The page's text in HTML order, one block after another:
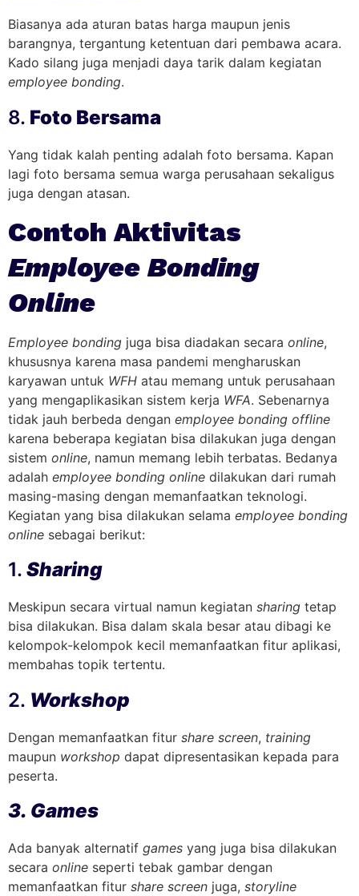
Biasanya ada aturan batas harga maupun jenis
barangnya, tergantung ketentuan dari pembawa acara.
Kado silang juga menjadi daya tarik dalam kegiatan
employee bonding.
8. Foto Bersama
Yang tidak kalah penting adalah foto bersama. Kapan
lagi foto bersama semua warga perusahaan sekaligus
juga dengan atasan.
Contoh Aktivitas
Employee Bonding
Online
Employee bonding juga bisa diadakan secara online,
khususnya karena masa pandemi mengharuskan
karyawan untuk WFH atau memang untuk perusahaan
yang mengaplikasikan sistem kerja WFA. Sebenarnya
tidak jauh berbeda dengan employee bonding offline
karena beberapa kegiatan bisa dilakukan juga dengan
sistem online, namun memang lebih terbatas. Bedanya
adalah employee bonding online dilakukan dari rumah
masing-masing dengan memanfaatkan teknologi.
Kegiatan yang bisa dilakukan selama employee bonding
online sebagai berikut:
1. Sharing
Meskipun secara virtual namun kegiatan sharing tetap
bisa dilakukan. Bisa dalam skala besar atau dibagi ke
kelompok-kelompok kecil memanfaatkan fitur aplikasi,
membahas topik tertentu.
2. Workshop
Dengan memanfaatkan fitur share screen, training
maupun workshop dapat dipresentasikan kepada para
peserta.
3. Games
Ada banyak alternatif games yang juga bisa dilakukan
secara online seperti tebak gambar dengan
memanfaatkan fitur share screen juga, storyline